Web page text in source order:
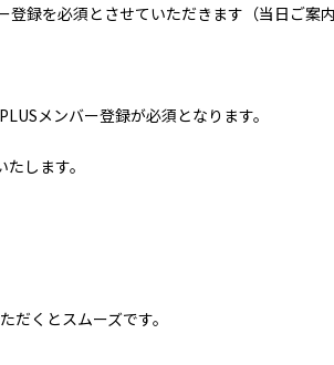
録を必須とさせていただきます（当日ご案内
メンバー登録が必須となります。
します。
くとスムーズです。